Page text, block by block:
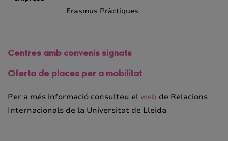
Erasmus Pràctiques
Centres amb convenis signats
Oferta de places per a mobilitat
Per a més informació consulteu el web de Relacions
Internacionals de la Universitat de Lleida